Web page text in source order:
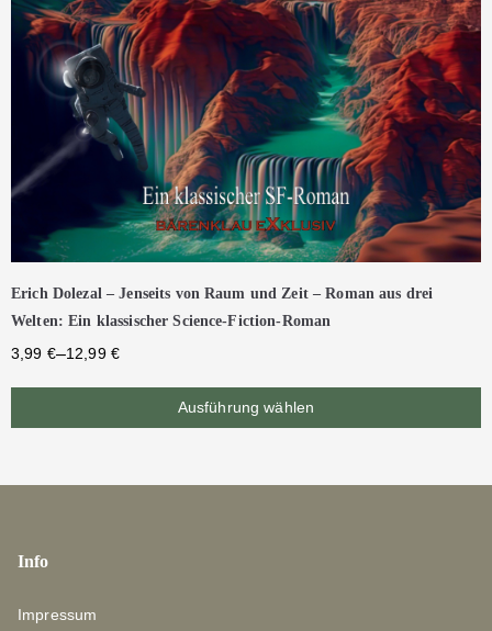
Erich Dolezal – Jenseits von Raum und Zeit – Roman aus drei
Welten: Ein klassischer Science-Fiction-Roman
3,99 €–12,99 €
Ausführung wählen
Info
Impressum